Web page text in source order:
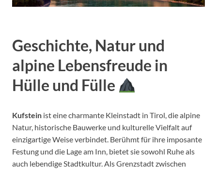
Geschichte, Natur und
alpine Lebensfreude in
Hülle und Fülle
Kufstein ist eine charmante Kleinstadt in Tirol, die alpine
Natur, historische Bauwerke und kulturelle Vielfalt auf
einzigartige Weise verbindet. Berühmt für ihre imposante
Festung und die Lage am Inn, bietet sie sowohl Ruhe als
auch lebendige Stadtkultur. Als Grenzstadt zwischen